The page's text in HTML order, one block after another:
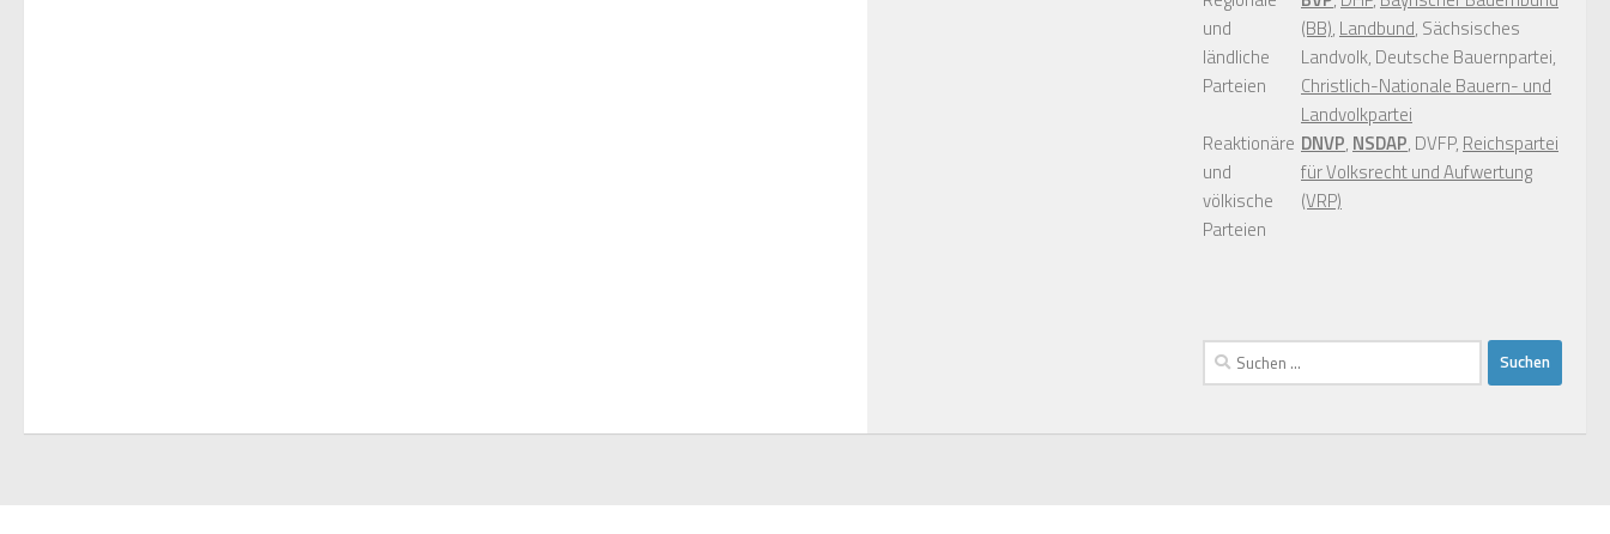
und
ländliche
Parteien
(BB), Landbund, Sächsisches
Landvolk, Deutsche Bauernpartei,
Christlich-Nationale Bauern- und
Landvolkpartei
Reaktionäre
und
völkische
Parteien
DNVP, NSDAP, DVFP, Reichspartei
für Volksrecht und Aufwertung
(VRP)
Suchen
nach: